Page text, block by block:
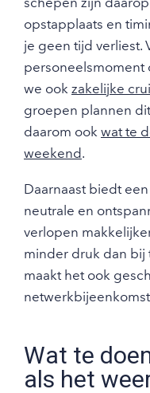
opstapplaats en
je geen tijd verliest.
personeelsmoment
we ook zakelijke
groepen plannen
daarom ook wat te
weekend.
Daarnaast biedt
neutrale en
verlopen
minder druk dan bij
maakt het ook
Wat te
als het